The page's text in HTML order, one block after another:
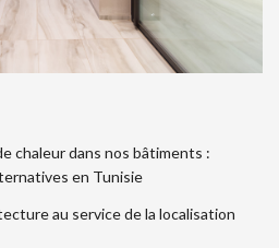
chaleur dans nos bâtiments :
en Tunisie
au service de la localisation